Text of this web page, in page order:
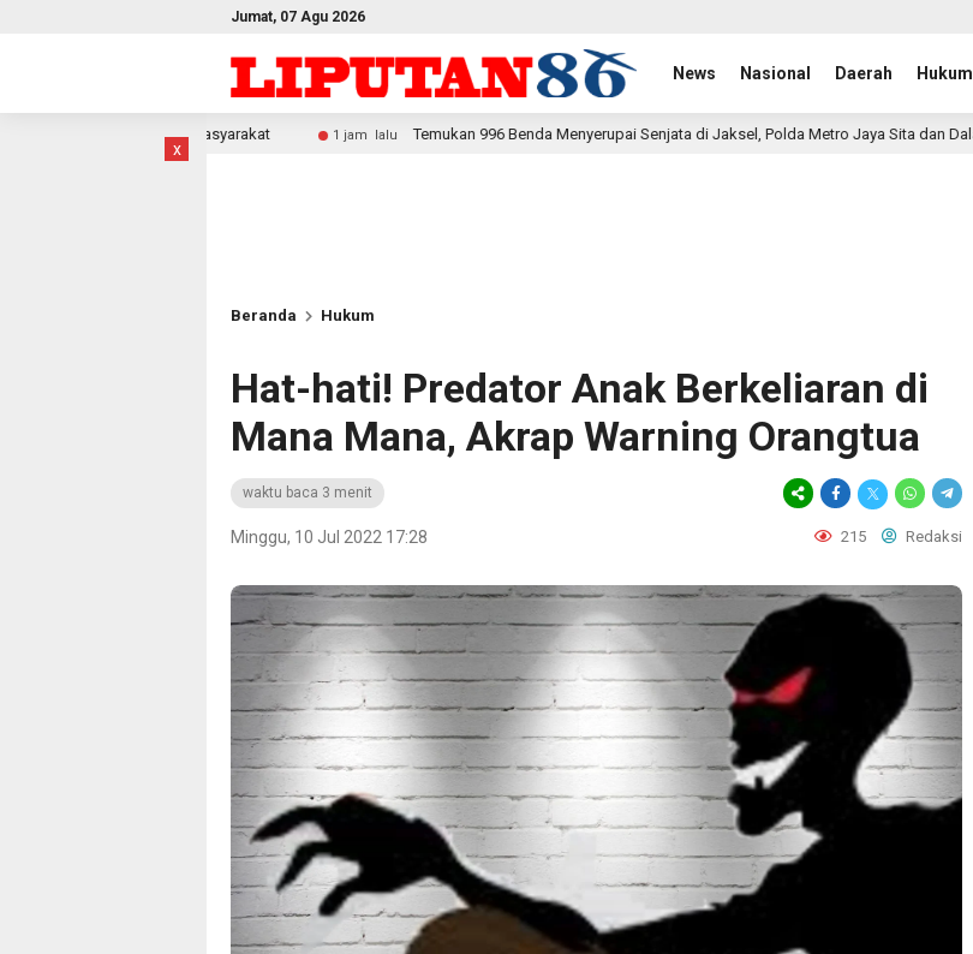
Jumat, 07 Agu 2026
News Nasional Daerah Hukum
x
1 jam lalu Temukan 996 Benda Menyerupai Senjata di Jaksel, Polda Metro Jaya Sita dan Dalami 1 Senjata Api
Beranda Hukum
Hat-hati! Predator Anak Berkeliaran di
Mana Mana, Akrap Warning Orangtua
waktu baca 3 menit
Minggu, 10 Jul 2022 17:28 215 Redaksi